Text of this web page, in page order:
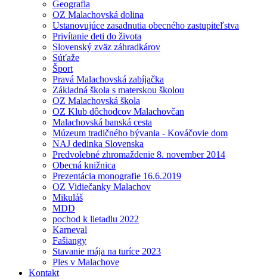
Geografia
OZ Malachovská dolina
Ustanovujúce zasadnutia obecného zastupiteľstva
Privítanie deti do života
Slovenský zväz záhradkárov
Súťaže
Šport
Pravá Malachovská zabíjačka
Základná škola s materskou školou
OZ Malachovská škola
OZ Klub dôchodcov Malachovčan
Malachovská banská cesta
Múzeum tradičného bývania - Kováčovie dom
NAJ dedinka Slovenska
Predvolebné zhromaždenie 8. november 2014
Obecná knižnica
Prezentácia monografie 16.6.2019
OZ Vidiečanky Malachov
Mikuláš
MDD
pochod k lietadlu 2022
Karneval
Fašiangy
Stavanie mája na turíce 2023
Ples v Malachove
Kontakt